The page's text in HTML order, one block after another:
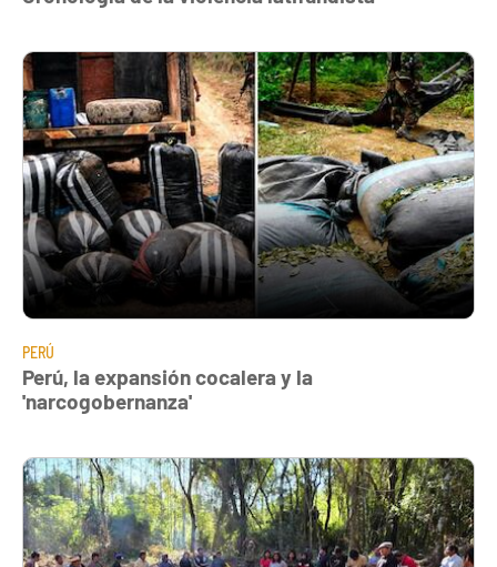
PERÚ
Perú, la expansión cocalera y la
'narcogobernanza'